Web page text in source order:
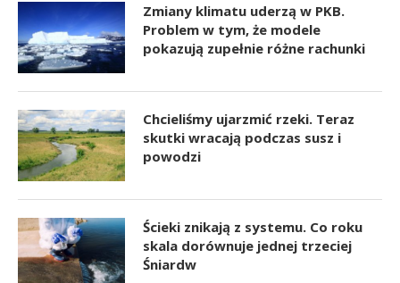
Zmiany klimatu uderzą w PKB.
Problem w tym, że modele
pokazują zupełnie różne rachunki
Chcieliśmy ujarzmić rzeki. Teraz
skutki wracają podczas susz i
powodzi
Ścieki znikają z systemu. Co roku
skala dorównuje jednej trzeciej
Śniardw